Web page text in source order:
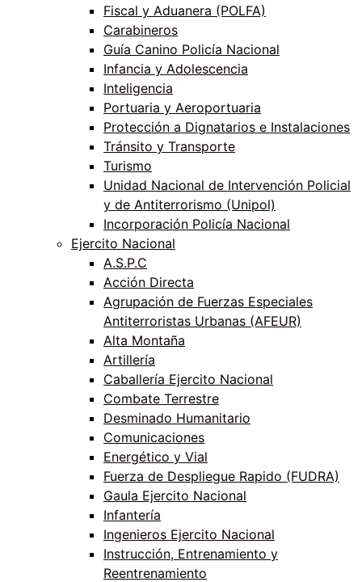
Fiscal y Aduanera (POLFA)
Carabineros
Guía Canino Policía Nacional
Infancia y Adolescencia
Inteligencia
Portuaria y Aeroportuaria
Protección a Dignatarios e Instalaciones
Tránsito y Transporte
Turismo
Unidad Nacional de Intervención Policial
y de Antiterrorismo (Unipol)
Incorporación Policía Nacional
Ejercito Nacional
A.S.P.C
Acción Directa
Agrupación de Fuerzas Especiales
Antiterroristas Urbanas (AFEUR)
Alta Montaña
Artillería
Caballería Ejercito Nacional
Combate Terrestre
Desminado Humanitario
Comunicaciones
Energético y Vial
Fuerza de Despliegue Rapido (FUDRA)
Gaula Ejercito Nacional
Infantería
Ingenieros Ejercito Nacional
Instrucción, Entrenamiento y
Reentrenamiento